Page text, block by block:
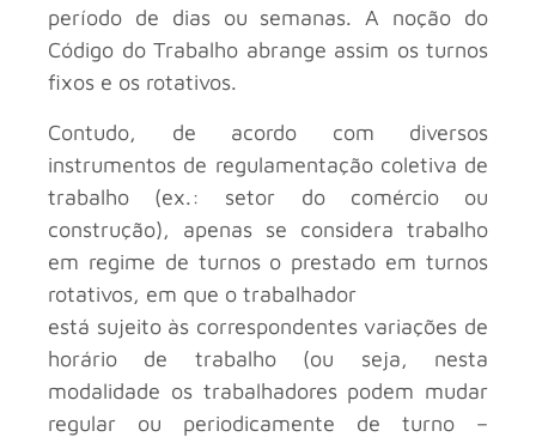
período de dias ou semanas. A noção do
Código do Trabalho abrange assim os turnos
fixos e os rotativos.
Contudo, de acordo com diversos
instrumentos de regulamentação coletiva de
trabalho (ex.: setor do comércio ou
construção), apenas se considera trabalho
em regime de turnos o prestado em turnos
rotativos, em que o trabalhador
está sujeito às correspondentes variações de
horário de trabalho (ou seja, nesta
modalidade os trabalhadores podem mudar
regular ou periodicamente de turno –